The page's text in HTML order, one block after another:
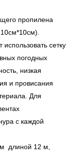
пропилена
сетку
погодных
низкая
и провисания
Для
с каждой
длиной 12 м,